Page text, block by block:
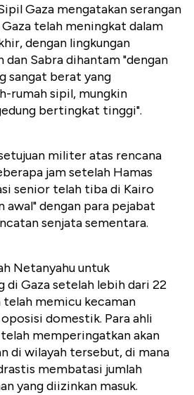
Gaza mengatakan serangan
telah meningkat dalam
dengan lingkungan
Sabra dihantam "dengan
sangat berat yang
rumah sipil, mungkin
bertingkat tinggi".
militer atas rencana
jam setelah Hamas
senior telah tiba di Kairo
awal" dengan para pejabat
senjata sementara.
Netanyahu untuk
di Gaza setelah lebih dari 22
memicu kecaman
domestik. Para ahli
memperingatkan akan
di wilayah tersebut, di mana
membatasi jumlah
yang diizinkan masuk.